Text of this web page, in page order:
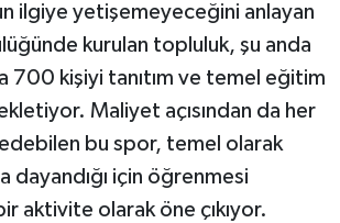
ilgiye yetişemeyeceğini anlayan
kurulan topluluk, şu anda
700 kişiyi tanıtım ve temel eğitim
Maliyet açısından da her
bu spor, temel olarak
dayandığı için öğrenmesi
aktivite olarak öne çıkıyor.